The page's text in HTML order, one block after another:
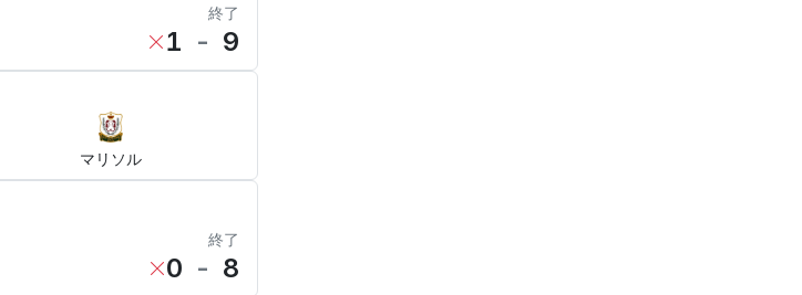
終了
1 - 9
マリソル
終了
0 - 8